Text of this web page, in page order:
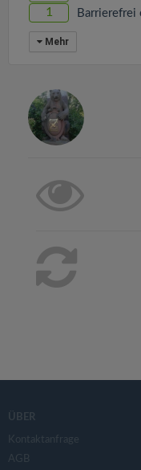
1 Barrierefrei
Mehr
ÜBER
Kontaktanfrage
AGB
n